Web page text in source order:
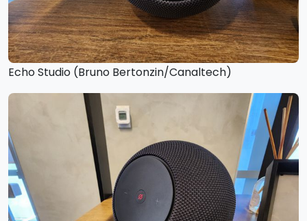
Echo Studio (Bruno Bertonzin/Canaltech)